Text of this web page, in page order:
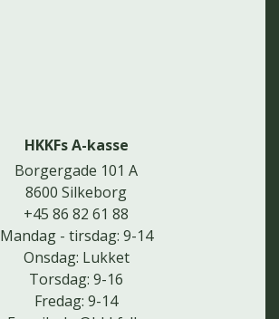
HKKFs A-kasse
Borgergade 101 A
8600 Silkeborg
+45 86 82 61 88
Mandag - tirsdag: 9-14
Onsdag: Lukket
Torsdag: 9-16
Fredag: 9-14